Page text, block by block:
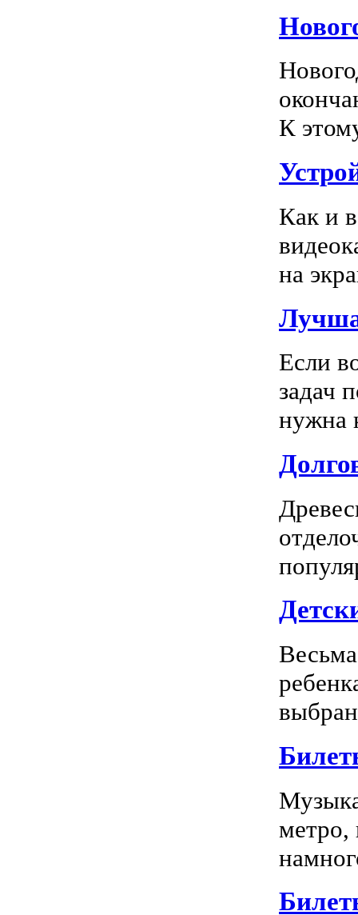
К
Как и
на
Если
задач
нужна
метро,